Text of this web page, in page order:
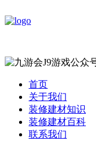
首页
关于我们
装修建材知识
装修建材百科
联系我们